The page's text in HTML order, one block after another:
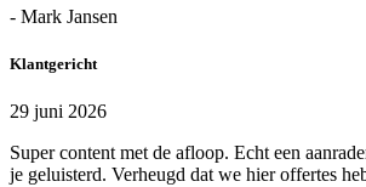
- Mark Jansen
Klantgericht
29 juni 2026
Super content met de afloop. Echt een
je geluisterd. Verheugd dat we hier offertes